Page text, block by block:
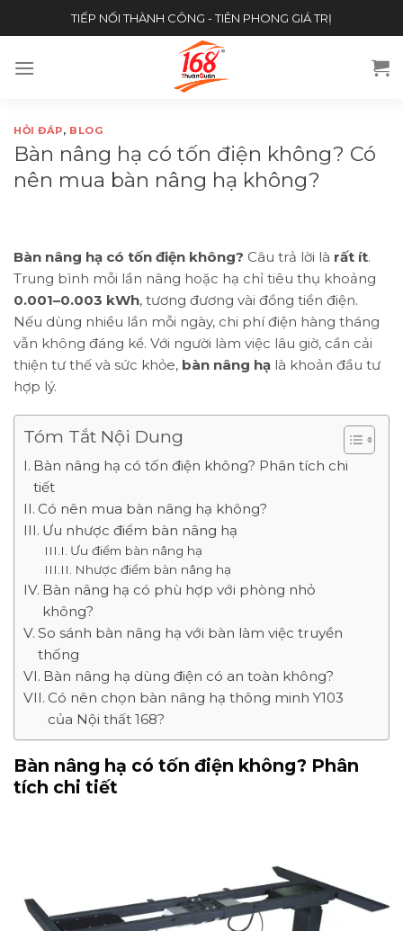
to
TIẾP NỐI THÀNH CÔNG - TIÊN PHONG GIÁ TRỊ
HỎI ĐÁP, BLOG
Bàn nâng hạ có tốn điện không? Có
nên mua bàn nâng hạ không?
Bàn nâng hạ có tốn điện không? Câu trả lời là rất ít.
Trung bình mỗi lần nâng hoặc hạ chỉ tiêu thụ khoảng
0.001–0.003 kWh, tương đương vài đồng tiền điện.
Nếu dùng nhiều lần mỗi ngày, chi phí điện hàng tháng
vẫn không đáng kể. Với người làm việc lâu giờ, cần cải
thiện tư thế và sức khỏe, bàn nâng hạ là khoản đầu tư
hợp lý.
Tóm Tắt Nội Dung
Bàn nâng hạ có tốn điện không? Phân tích chi
tiết
Có nên mua bàn nâng hạ không?
Ưu nhược điểm bàn nâng hạ
Ưu điểm bàn nâng hạ
Nhược điểm bàn nâng hạ
Bàn nâng hạ có phù hợp với phòng nhỏ
không?
So sánh bàn nâng hạ với bàn làm việc truyền
thống
Bàn nâng hạ dùng điện có an toàn không?
Có nên chọn bàn nâng hạ thông minh Y103
của Nội thất 168?
Bàn nâng hạ có tốn điện không? Phân
tích chi tiết